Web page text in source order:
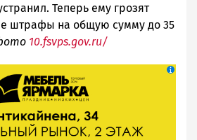
Теперь ему грозят
штрафы на общую сумму до 35
10.fsvps.gov.ru/